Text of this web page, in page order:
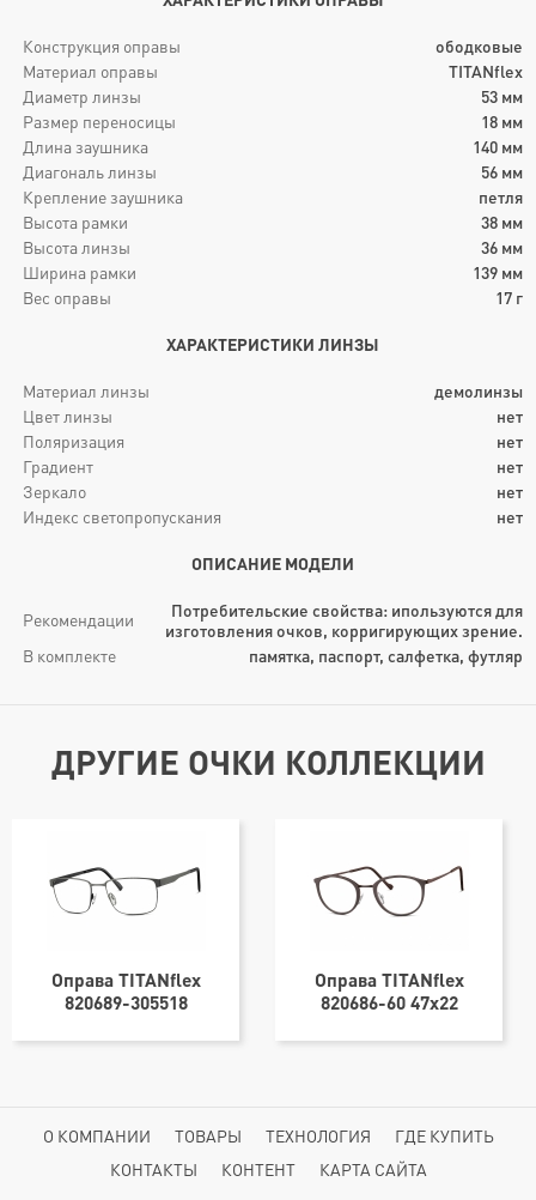
Конструкция оправы
ободковые
Материал оправы
TITANflex
Диаметр линзы
53 мм
Размер переносицы
18 мм
Длина заушника
140 мм
Диагональ линзы
56 мм
Крепление заушника
петля
Высота рамки
38 мм
Высота линзы
36 мм
Ширина рамки
139 мм
Вес оправы
17 г
ХАРАКТЕРИСТИКИ ЛИНЗЫ
Материал линзы
демолинзы
Цвет линзы
нет
Поляризация
нет
Градиент
нет
Зеркало
нет
Индекс светопропускания
нет
ОПИСАНИЕ МОДЕЛИ
Рекомендации
Потребительские свойства: ипользуются для
изготовления очков, корригирующих зрение.
В комплекте
памятка, паспорт, салфетка, футляр
ДРУГИЕ ОЧКИ КОЛЛЕКЦИИ
Оправа TITANflex
820689-305518
Оправа TITANflex
820686-60 47x22
О КОМПАНИИ ТОВАРЫ ТЕХНОЛОГИЯ
ГДЕ КУПИТЬ
КОНТАКТЫ
КОНТЕНТ КАРТА САЙТА